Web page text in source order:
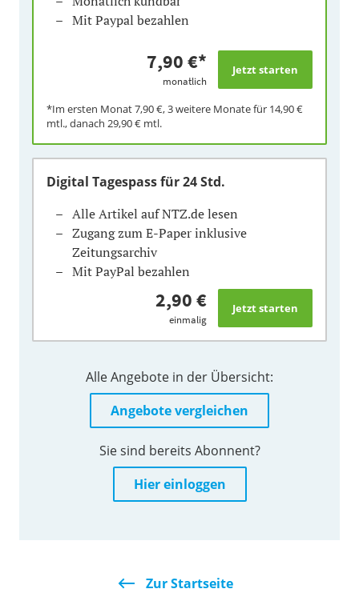
Mit Paypal bezahlen
7,90 €*
monatlich
*Im ersten Monat7,90 €, 3 weitere Monate für 14,90 €
mtl., danach 29,90 € mtl.
Digital Tagespassfür 24 Std.
Alle Artikel auf NTZ.de lesen
Zugang zum E-Paper inklusive
Zeitungsarchiv
Mit PayPal bezahlen
2,90 €
einmalig
Alle Angebote in der Übersicht:
Angebote vergleichen
Sie sind bereits Abonnent?
Hier einloggen
Zur Startseite